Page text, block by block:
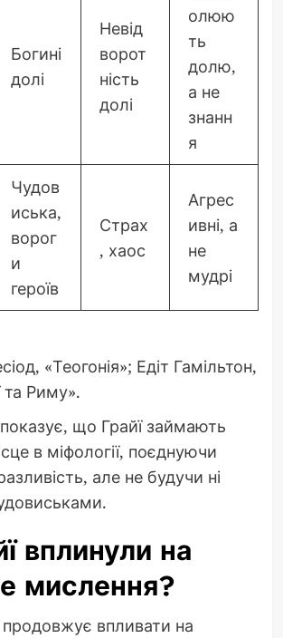
Богині
долі
Невід
ворот
ність
долі
олюю
ть
долю,
а не
знанн
я
Чудов
иська,
ворог
и
героїв
Страх
, хаос
Агрес
ивні, а
не
мудрі
«Теогонія»; Едіт Гамільтон,
та Риму».
що Грайї займають
в міфології, поєднуючи
але не будучи ні
вплинули на
мислення?
продовжує впливати на